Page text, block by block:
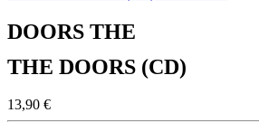
DOORS THE
THE DOORS (CD)
13,90 €